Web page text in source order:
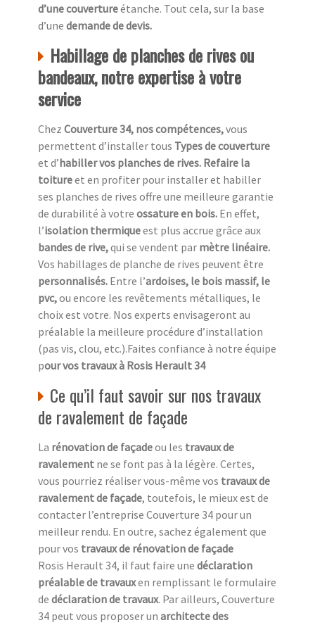
d’une couvertureétanche. Tout cela, sur la base
d’une demande de devis.
Habillage de planches de rives ou
bandeaux, notre expertise à votre
service
Chez Couverture 34, nos compétences,vous
permettent d’installer tous Types de couverture
et d’habiller vos planches de rives. Refaire la
toitureet en profiter pour installer et habiller
ses planches de rives offre une meilleure garantie
de durabilité à votre ossature en bois. En effet,
l’isolation thermiqueest plus accrue grâce aux
bandes de rive,qui se vendent par mètre linéaire.
Vos habillages de planche de rives peuvent être
personnalisés. Entre l’ardoises, le bois massif, le
pvc,ou encore les revêtements métalliques, le
choix est votre. Nos experts envisageront au
préalable la meilleure procédure d’installation
(pas vis, clou, etc.).Faites confiance à notre équipe
pour vos travaux à Rosis Herault 34
Ce qu’il faut savoir sur nos travaux
de ravalement de façade
La rénovation de façadeou les travaux de
ravalement ne se font pas à la légère. Certes,
vous pourriez réaliser vous-même vos travaux de
ravalement de façade, toutefois, le mieux est de
contacter l’entreprise Couverture 34 pour un
meilleur rendu. En outre, sachez également que
pour vos travaux de rénovation de façade
Rosis Herault 34, il faut faire une déclaration
préalable de travauxen remplissant le formulaire
de déclaration de travaux. Par ailleurs, Couverture
34 peut vous proposer un architecte des